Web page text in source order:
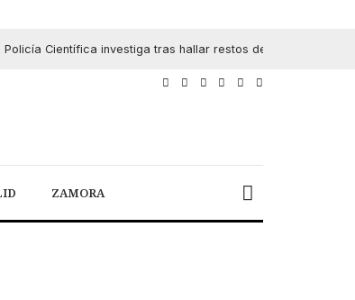
Científica investiga tras hallar restos de gasolina y
ZAMORA